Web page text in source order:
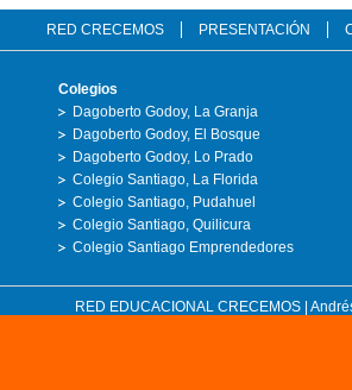
RED CRECEMOS PRESENTACIÓN
Colegios
Dagoberto Godoy, La Granja
Dagoberto Godoy, El Bosque
Dagoberto Godoy, Lo Prado
Colegio Santiago, La Florida
Colegio Santiago, Pudahuel
Colegio Santiago, Quilicura
Colegio Santiago Emprendedores
RED EDUCACIONAL CRECEMOS |